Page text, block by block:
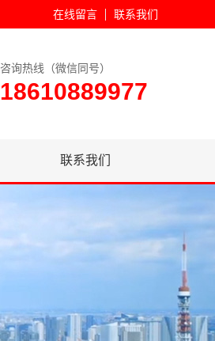
在线留言 联系我们
咨询热线（微信同号）
18610889977
联系我们